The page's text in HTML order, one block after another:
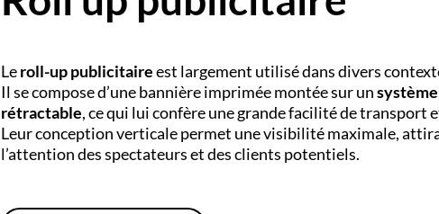
Leroll-up publicitaireest largement utilisé dans divers
Il se compose d’une bannière imprimée montée sur un
rétractable, ce qui lui confère une grande facilité de transport
Leur conception verticale permet une visibilité maximale,
l’attention des spectateurs et des clients potentiels.